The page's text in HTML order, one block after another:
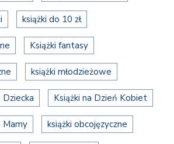
książki do 10 zł
Książki fantasy
książki młodzieżowe
Dziecka Książki na Dzień Kobiet
Mamy książki obcojęzyczne